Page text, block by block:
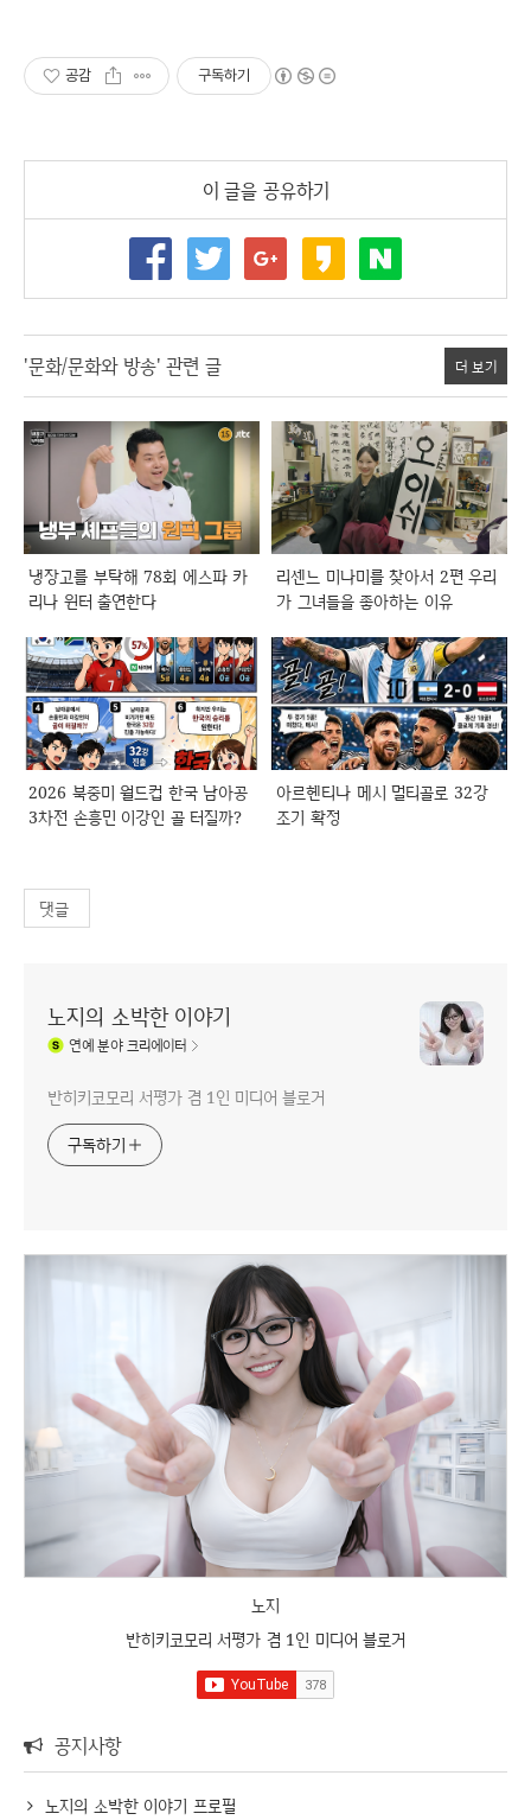
공감 구독하기
이 글을 공유하기
'문화/문화와 방송' 관련 글 더 보기
냉장고를 부탁해 78회 에스파 카
리나 윈터 출연한다
리센느 미나미를 찾아서 2편 우리
가 그녀들을 좋아하는 이유
2026 북중미 월드컵 한국 남아공
3차전 손흥민 이강인 골 터질까?
아르헨티나 메시 멀티골로 32강
조기 확정
댓글
노지의 소박한 이야기
연예분야 크리에이터
반히키코모리 서평가 겸 1인 미디어 블로거
구독하기
노지
반히키코모리 서평가 겸 1인 미디어 블로거
공지사항
노지의 소박한 이야기 프로필